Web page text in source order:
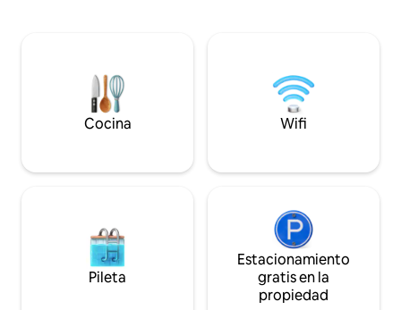
programado para abrir 2023)
patio while
soaking in the
Cocina Wifi
Pileta
Estacionamiento
gratis en la
propiedad